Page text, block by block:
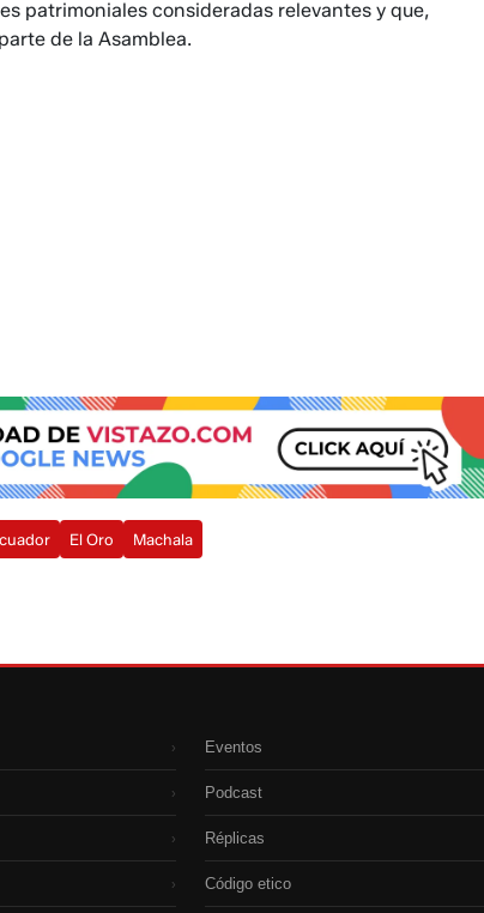
patrimoniales consideradas relevantes y que,
de la Asamblea.
El Oro Machala
›
›
›
›
Eventos
Podcast
Réplicas
Código etico